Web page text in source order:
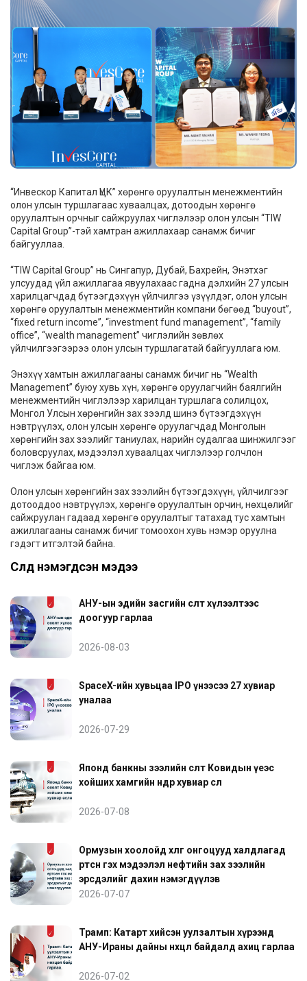
“Инвескор Капитал ҮЦК” хөрөнгө оруулалтын менежментийн
олон улсын туршлагаас хуваалцах, дотоодын хөрөнгө
оруулалтын орчныг сайжруулах чиглэлээр олон улсын “TIW
Capital Group’’-тэй хамтран ажиллахаар санамж бичиг
байгууллаа.
“TIW Capital Group” нь Сингапур, Дубай, Бахрейн, Энэтхэг
улсуудад үйл ажиллагаа явуулахаас гадна дэлхийн 27 улсын
харилцагчдад бүтээгдэхүүн үйлчилгээ үзүүлдэг, олон улсын
хөрөнгө оруулалтын менежментийн компани бөгөөд “buyout”,
“fixed return income”, “investment fund management”, “family
office”, “wealth management” чиглэлийн зөвлөх
үйлчилгээгээрээ олон улсын туршлагатай байгууллага юм.
Энэхүү хамтын ажиллагааны санамж бичиг нь “Wealth
Management” буюу хувь хүн, хөрөнгө оруулагчийн баялгийн
менежментийн чиглэлээр харилцан туршлага солилцох,
Монгол Улсын хөрөнгийн зах зээлд шинэ бүтээгдэхүүн
нэвтрүүлэх, олон улсын хөрөнгө оруулагчдад Монголын
хөрөнгийн зах зээлийг таниулах, нарийн судалгаа шинжилгээг
боловсруулах, мэдээлэл хуваалцах чиглэлээр голчлон
чиглэж байгаа юм.
Олон улсын хөрөнгийн зах зээлийн бүтээгдэхүүн, үйлчилгээг
дотооддоо нэвтрүүлэх, хөрөнгө оруулалтын орчин, нөхцөлийг
сайжруулан гадаад хөрөнгө оруулалтыг татахад тус хамтын
ажиллагааны санамж бичиг томоохон хувь нэмэр оруулна
гэдэгт итгэлтэй байна.
Сүүлд нэмэгдсэн мэдээ
АНУ-ын эдийн засгийн өсөлт хүлээлтээс
доогуур гарлаа
2026-08-03
SpaceX-ийн хувьцаа IPO үнээсээ 27 хувиар
уналаа
2026-07-29
Японд банкны зээлийн өсөлт Ковидын үеэс
хойших хамгийн өндөр хувиар өслөө
2026-07-08
Ормузын хоолойд хөлөг онгоцууд халдлагад
өртсөн гэх мэдээлэл нефтийн зах зээлийн
эрсдэлийг дахин нэмэгдүүлэв
2026-07-07
Трамп: Катарт хийсэн уулзалтын хүрээнд
АНУ-Ираны дайны нөхцөл байдалд ахиц гарлаа
2026-07-02